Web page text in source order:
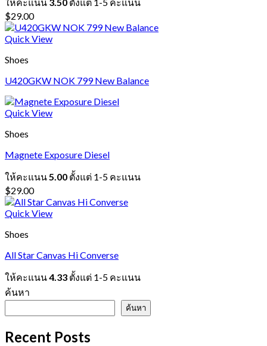
$29.00
Quick View
Shoes
U420GKW NOK 799 New Balance
Quick View
Shoes
Magnete Exposure Diesel
ให้คะแนน5.00 ตั้งแต่ 1-5 คะแนน
$29.00
Quick View
Shoes
All Star Canvas Hi Converse
ให้คะแนน4.33 ตั้งแต่ 1-5 คะแนน
ค้นหา
ค้นหา
Recent Posts